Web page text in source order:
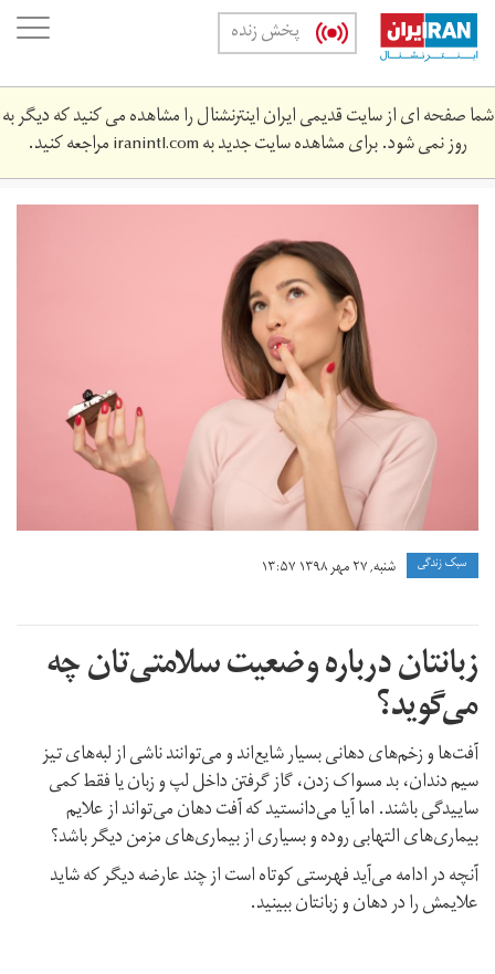
Skip
main
content
پخش زنده
شما صفحه ای از سایت قدیمی ایران اینترنشنال را مشاهده می کنید که دیگر به
روز نمی شود. برای مشاهده سایت جدید بهiranintl.comمراجعه کنید.
icons8-
ntwdmdylftw-
unsplash.jpg
سبک زندگی شنبه, ۲۷ مهر ۱۳۹۸ ۱۳:۵۷
زبانتان درباره وضعیت سلامتی‌تان چه
می‌گوید؟
آفت‌ها و زخم‌های دهانی بسیار شایع‌اند و می‌توانند ناشی از لبه‌های تیز
سیم دندان، بد مسواک زدن، گاز گرفتن داخل لپ و زبان یا فقط کمی
ساییدگی باشند. اما آیا می‌دانستید که آفت‌ دهان می‌تواند از علایم
بیماری‌های التهابی روده و بسیاری از بیماری‌های مزمن دیگر باشد؟
آنچه در ادامه می‌آید فهرستی کوتاه است از چند عارضه دیگر که شاید
علایمش را در دهان و زبانتان ببینید.